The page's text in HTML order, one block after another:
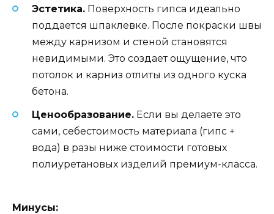
Эстетика. Поверхность гипса идеально
поддается шпаклевке. После покраски швы
между карнизом и стеной становятся
невидимыми. Это создает ощущение, что
потолок и карниз отлиты из одного куска
бетона.
Ценообразование. Если вы делаете это
сами, себестоимость материала (гипс +
вода) в разы ниже стоимости готовых
полиуретановых изделий премиум-класса.
Минусы: